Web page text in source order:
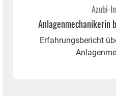
Azubi-
Anlagenmechanikerin
Erfahrungsbericht